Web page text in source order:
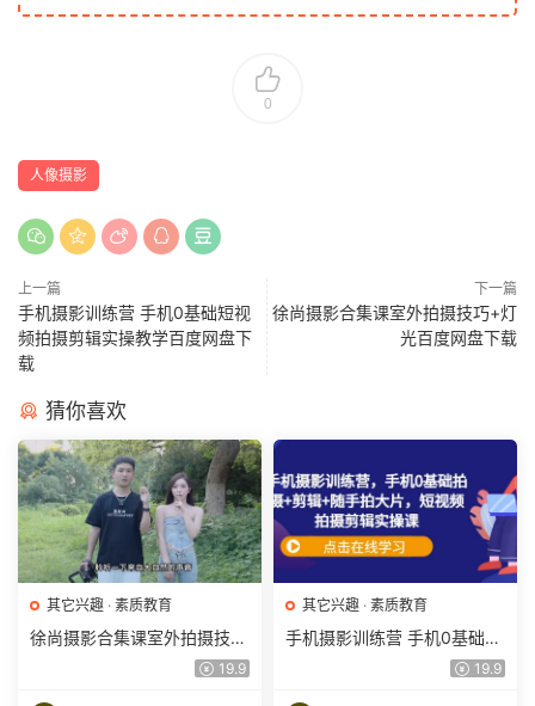
0
人像摄影
上一篇
手机摄影训练营 手机0基础短视
频拍摄剪辑实操教学百度网盘下
载
下一篇
徐尚摄影合集课室外拍摄技巧+灯
光百度网盘下载
猜你喜欢
其它兴趣 · 素质教育
徐尚摄影合集课室外拍摄技巧
19.9
其它兴趣 · 素质教育
手机摄影训练营 手机0基础短
视频拍摄剪辑实操教学百度网
19.9